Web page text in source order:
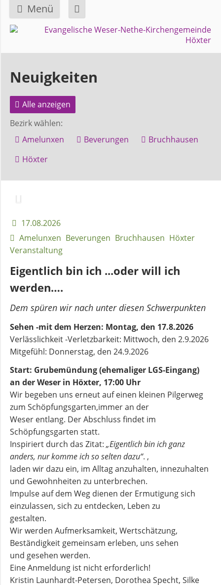
Menü
Navigation
GEMEINDE
Über
uns
Überblick
Bezirke
Gremien
Ausschüsse
Pfarrer
Pfarrerinnen
Gemeindebüro
Weinbergstiftung
AKTUELLES
Neuigkeiten
Terminkalender
Gemeindebrief
Andachten
zum
Monatsspruch
GOTTESDIENSTE
Sommerkirche
ANGEBOTE
Neuigkeiten
Alle anzeigen
Bezirk wählen:
Amelunxen
Beverungen
Bruchhausen
Höxter
17.08.2026
Amelunxen Beverungen Bruchhausen Höxter
Veranstaltung
Eigentlich bin ich ...oder will ich
werden….
Dem spüren wir nach unter diesen Schwerpunkten
Sehen -mit dem Herzen: Montag, den 17.8.2026
Verlässlichkeit -Verletzbarkeit: Mittwoch, den 2.9.2026
Mitgefühl: Donnerstag, den 24.9.2026
Start: Grubemündung (ehemaliger LGS-Eingang)
an der Weser in Höxter, 17:00 Uhr
Wir begeben uns erneut auf einen kleinen Pilgerweg
zum Schöpfungsgarten,immer an der
Weser entlang. Der Abschluss findet im
Schöpfungsgarten statt.
Inspiriert durch das Zitat: „Eigentlich bin ich ganz
anders, nur komme ich so selten dazu“. ,
laden wir dazu ein, im Alltag anzuhalten, innezuhalten
und Gewohnheiten zu unterbrechen.
Impulse auf dem Weg dienen der Ermutigung sich
einzulassen, sich zu entdecken, Leben zu
gestalten.
Wir werden Aufmerksamkeit, Wertschätzung,
Beständigkeit gemeinsam erleben, uns sehen
und gesehen werden.
Eine Anmeldung ist nicht erforderlich!
Kristin Launhardt-Petersen, Dorothea Specht, Silke